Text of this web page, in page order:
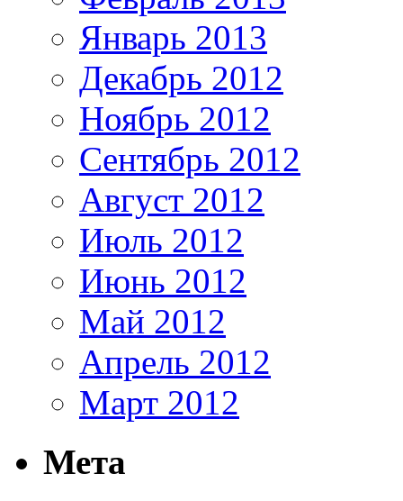
Январь 2013
Декабрь 2012
Ноябрь 2012
Сентябрь 2012
Август 2012
Июль 2012
Июнь 2012
Май 2012
Апрель 2012
Март 2012
Мета